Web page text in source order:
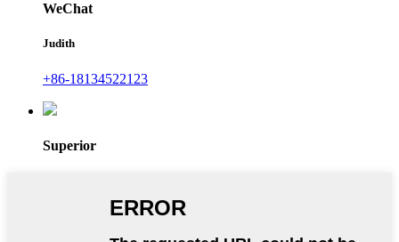
WeChat
Judith
+86-18134522123
Superior